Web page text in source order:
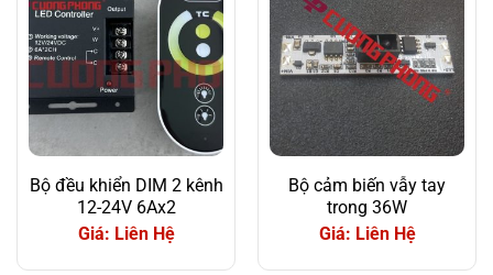
Bộ đều khiển DIM 2 kênh
12-24V 6Ax2
Giá: Liên Hệ
Bộ cảm biến vẫy tay
trong 36W
Giá: Liên Hệ